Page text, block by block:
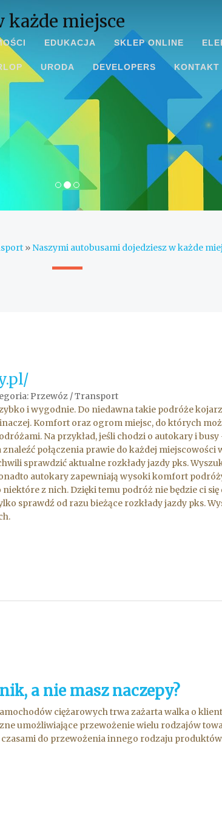
każde miejsce
EDUKACJA SKLEP ONLINE
URODA DEVELOPERS KONTAKT
» Naszymi autobusami dojedziesz w każde
Przewóz / Transport
i wygodnie. Do niedawna takie podróże
Komfort oraz ogrom miejsc, do których
Na przykład, jeśli chodzi o autokary i
połączenia prawie do każdej miejscowości
sprawdzić aktualne rozkłady jazdy pks.
autokary zapewniają wysoki komfort
z nich. Dzięki temu podróż nie będzie ci
sprawdź od razu bieżące rozkłady jazdy pks.
a nie masz naczepy?
ciężarowych trwa zażarta walka o
umożliwiające przewożenie wielu rodzajów
do przewożenia innego rodzaju produktów.